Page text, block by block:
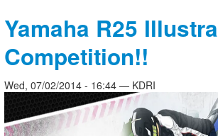
Yamaha R25
Competition!!
Wed, 07/02/2014 - 16:44 — KDRI